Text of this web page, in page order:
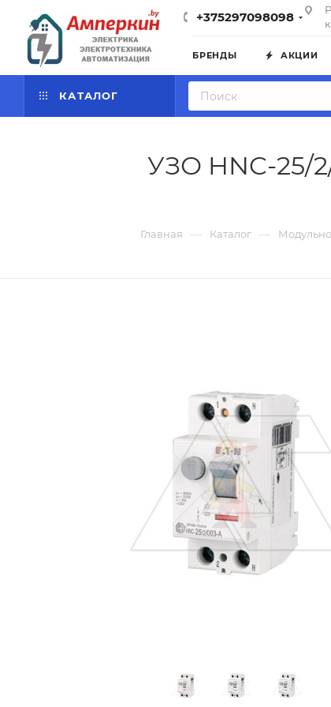
+375297098098
БРЕНДЫ АКЦИИ
КАТАЛОГ
УЗО HNC-25/
Главная — Каталог —